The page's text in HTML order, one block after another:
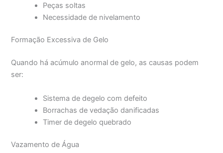
Peças soltas
Necessidade de nivelamento
Formação Excessiva de Gelo
Quando há acúmulo anormal de gelo, as causas podem
ser:
Sistema de degelo com defeito
Borrachas de vedação danificadas
Timer de degelo quebrado
Vazamento de Água